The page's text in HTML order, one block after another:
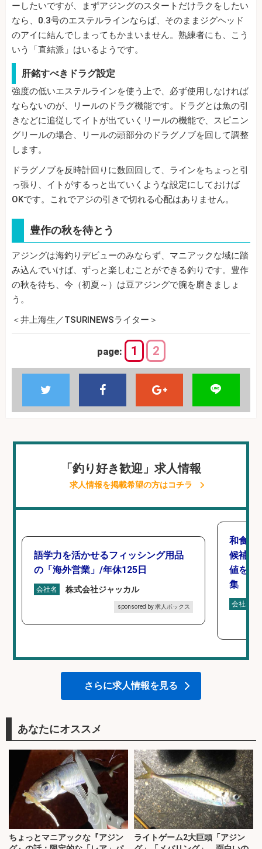
ーしたいですが、まずアジングのスタートだけラクをしたい
なら、0.3号のエステルラインならば、そのままジグヘッド
のアイに結んでしまってもかまいません。熟練者にも、こう
いう「直結派」はいるようです。
肝銘すべきドラグ設定
強度の低いエステルラインを使う上で、必ず使用しなければ
ならないのが、リールのドラグ機能です。ドラグとは魚の引
きなどに追従してイトが出ていくリールの機能で、スピニン
グリールの場合、リールの頭部分のドラグノブを回して調整
します。
ドラグノブを反時計回りに数回回して、ラインをちょっと引
っ張り、イトがするっと出ていくような設定にしておけば
OKです。これでアジの引きで切れる心配はありません。
豊作の秋を待とう
アジングは海釣りデビューのみならず、マニアックな域に踏
み込んでいけば、ずっと楽しむことができる釣りです。豊作
の秋を待ち、今（初夏～）は豆アジングで腕を磨きましょ
う。
＜井上海生／TSURINEWSライター＞
page: 1 2
「釣り好き歓迎」求人情報
求人情報を掲載希望の方はコチラ
語学力を活かせるフィッシング用品
の「海外営業」/年休125日
会社名 株式会社ジャッカル
sponsored by 求人ボックス
和食,
候補/
値を上
集
会社名
さらに求人情報を見る
あなたにオススメ
ちょっとマニアックな『アジン
ライトゲーム2大巨頭「アジン